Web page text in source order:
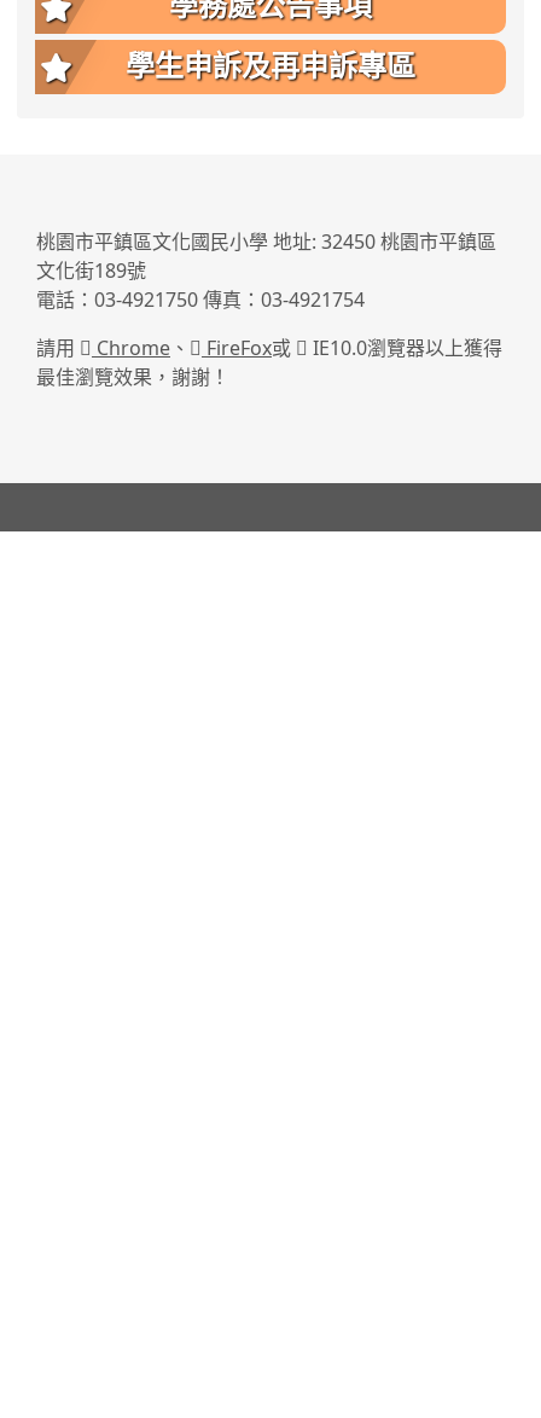
學生申訴及再申訴專區
桃園市平鎮區文化國民小學 地址: 32450 桃園市平鎮區
文化街189號
電話：03-4921750 傳真：03-4921754
請用
Chrome 、 FireFox或
IE10.0瀏覽器以上獲得
最佳瀏覽效果，謝謝！